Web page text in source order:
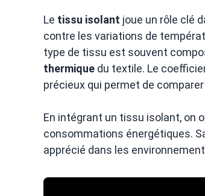
Le tissu isolant joue un rôle clé
contre les variations de
type de tissu est souvent
thermique du textile. Le
précieux qui permet de
En intégrant un tissu isolant, on
consommations énergétiques.
apprécié dans les